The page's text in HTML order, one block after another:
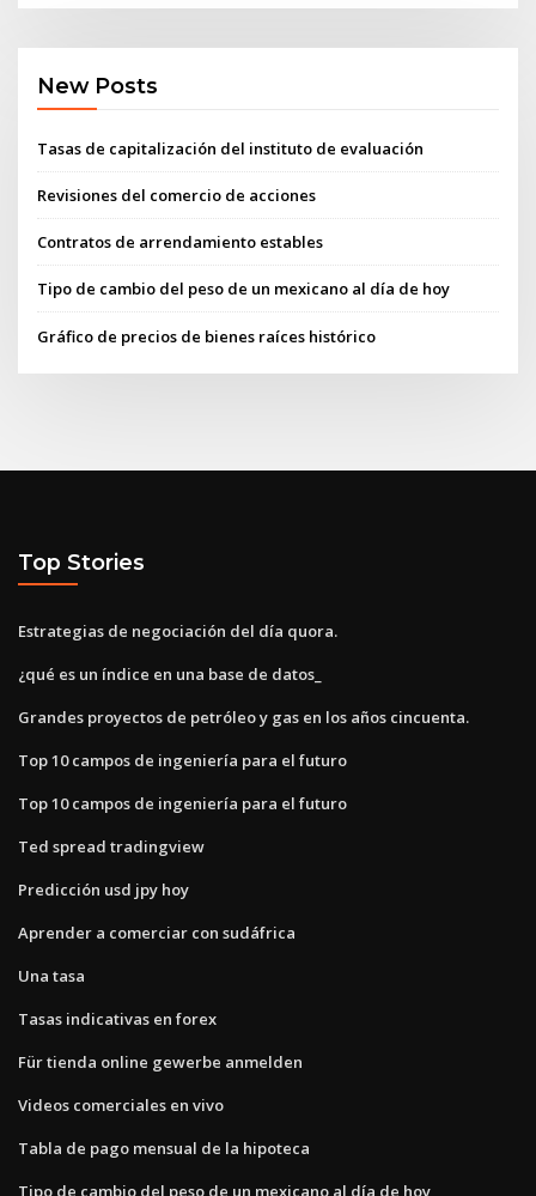
New Posts
Tasas de capitalización del instituto de evaluación
Revisiones del comercio de acciones
Contratos de arrendamiento estables
Tipo de cambio del peso de un mexicano al día de hoy
Gráfico de precios de bienes raíces histórico
Top Stories
Estrategias de negociación del día quora.
¿qué es un índice en una base de datos_
Grandes proyectos de petróleo y gas en los años cincuenta.
Top 10 campos de ingeniería para el futuro
Top 10 campos de ingeniería para el futuro
Ted spread tradingview
Predicción usd jpy hoy
Aprender a comerciar con sudáfrica
Una tasa
Tasas indicativas en forex
Für tienda online gewerbe anmelden
Videos comerciales en vivo
Tabla de pago mensual de la hipoteca
Tipo de cambio del peso de un mexicano al día de hoy